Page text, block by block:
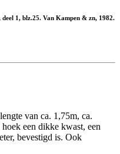
1, blz.25. Van Kampen & zn, 1982.
van ca. 1,75m, ca.
een dikke kwast, een
bevestigd is. Ook